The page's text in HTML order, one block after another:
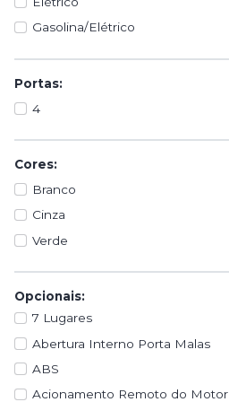
Gasolina/Elétrico
Portas:
4
Cores:
Branco
Cinza
Verde
Opcionais:
7 Lugares
Abertura Interno Porta Malas
ABS
Acionamento Remoto do Motor